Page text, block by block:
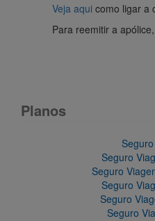
Veja aqui como ligar a
Para reemitir a apólice,
Planos
Seguro
Seguro
Seguro
Seguro
Seguro